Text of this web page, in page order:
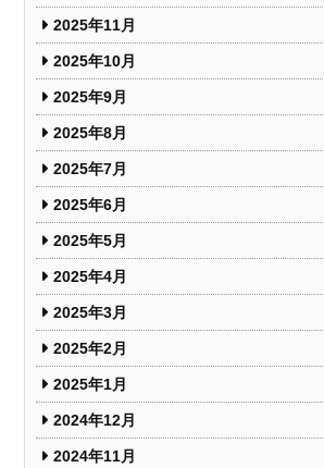
2025年11月
2025年10月
2025年9月
2025年8月
2025年7月
2025年6月
2025年5月
2025年4月
2025年3月
2025年2月
2025年1月
2024年12月
2024年11月